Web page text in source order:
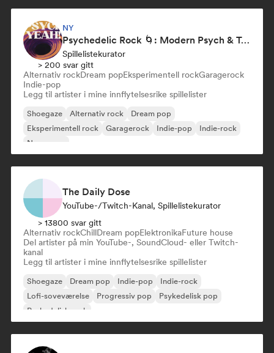
NY
Psychedelic Rock 🌀: Modern Psych & Turkish Vibes
Spillelistekurator
> 200 svar gitt
Alternativ rockDream popEksperimentell rockGaragerock
Indie-pop
Legg til artister i mine innflytelsesrike spillelister
Shoegaze Alternativ rock
Dream pop
Eksperimentell rock
Garagerock Indie-pop
Indie-rock
New wave
The Daily Dose
YouTube-/Twitch-Kanal, Spillelistekurator
> 13800 svar gitt
Alternativ rockChillDream popElektronikaFuture house
Del artister på min YouTube-, SoundCloud- eller Twitch-
kanal
Legg til artister i mine innflytelsesrike spillelister
Shoegaze Dream pop Indie-pop
Indie-rock
Lofi-soveværelse
Progressiv pop
Psykedelisk pop
Psykedelisk rock